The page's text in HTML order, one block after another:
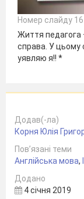
Номер слайду 16
Життя педагога
справа. У цьому
уявляю я!! *
Додав(-ла)
Корня Юлія
Пов’язані теми
Англійська мова,
Додано
4 січня 2019